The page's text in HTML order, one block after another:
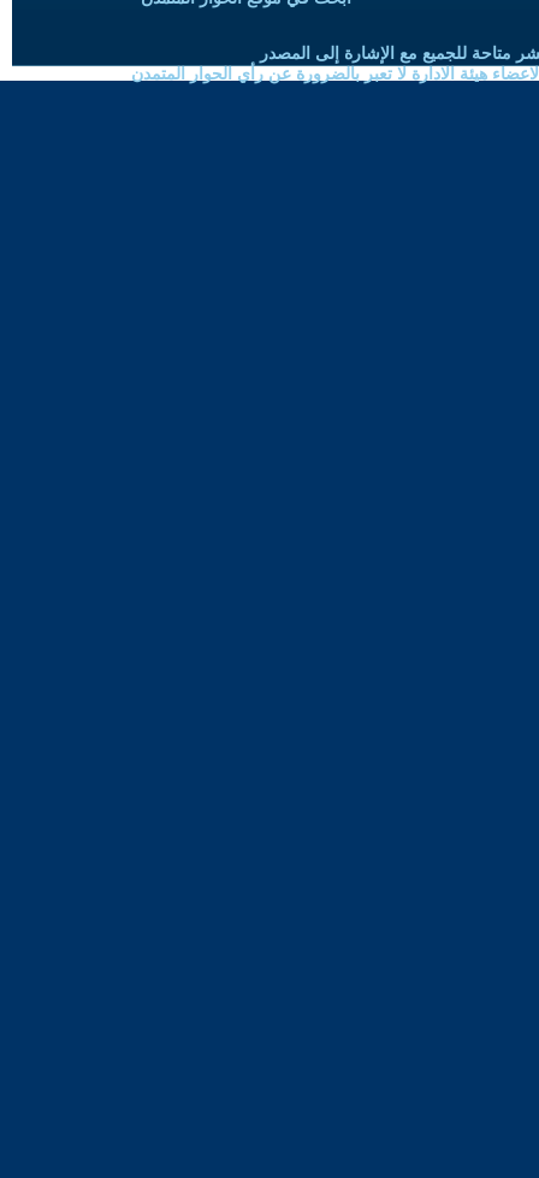
متاحة للجميع مع الإشارة إلى المصدر
هيئة الادارة لا تعبر بالضرورة عن رأي الحوار المتمدن